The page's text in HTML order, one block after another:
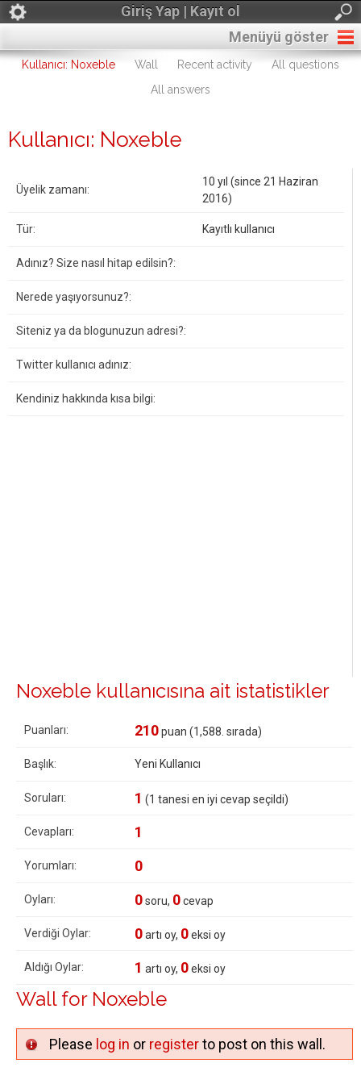
Giriş Yap | Kayıt ol
Menüyü göster
Kullanıcı: Noxeble Wall Recent activity
All questions
All answers
Kullanıcı: Noxeble
Üyelik zamanı:
10 yıl (since 21 Haziran
2016)
Tür: Kayıtlı kullanıcı
Adınız? Size nasıl hitap edilsin?:
Nerede yaşıyorsunuz?:
Siteniz ya da blogunuzun adresi?:
Twitter kullanıcı adınız:
Kendiniz hakkında kısa bilgi:
Noxeble kullanıcısına ait istatistikler
Puanları: 210puan (1,588 . sırada)
Başlık: Yeni Kullanıcı
Soruları: 1 (1 tanesi en iyi cevap seçildi)
Cevapları: 1
Yorumları: 0
Oyları: 0soru, 0cevap
Verdiği Oylar: 0artı oy, 0eksi oy
Aldığı Oylar: 1 artı oy, 0eksi oy
Wall for Noxeble
Please log in or registerto post on this wall.